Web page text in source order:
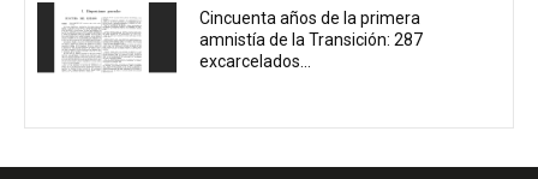
Cincuenta años de la primera
amnistía de la Transición: 287
excarcelados...